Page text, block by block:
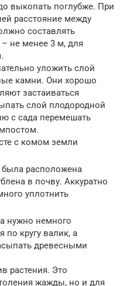
выкопать поглубже. При
расстояние между
составлять
не менее 3 м, для
уложить слой
камни. Они хорошо
застаиваться
слой плодородной
с сада перемешать
с комом земли
была расположена
в почву. Аккуратно
уплотнить
нужно немного
кругу валик, а
древесными
растения. Это
жажды, но и для